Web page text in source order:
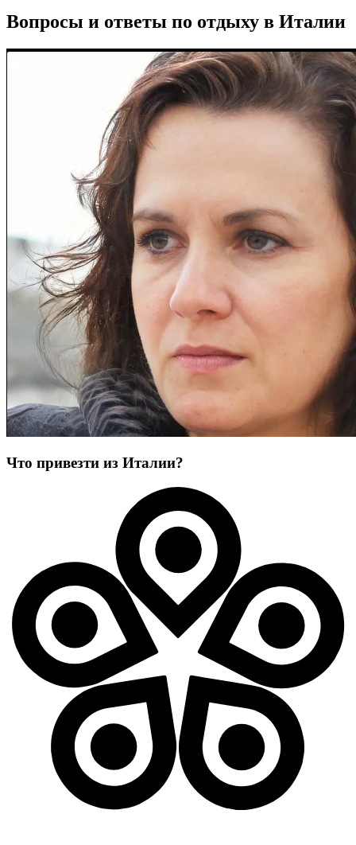
Вопросы и ответы по отдыху в Италии
Что привезти из Италии?